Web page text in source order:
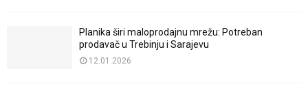
Planika širi maloprodajnu mrežu: Potreban
prodavač u Trebinju i Sarajevu
12.01.2026